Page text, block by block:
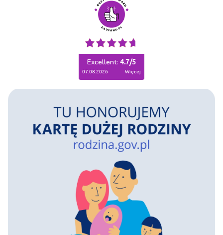
Excellent: 4.7/5
07.08.2026 więcej